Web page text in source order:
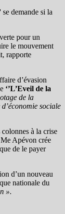
se demande si la
pour un
le mouvement
rapporte
d’évasion
‘’L’Eveil de la
de la
sociale
à la crise
Apévon crée
de le payer
d’un nouveau
nationale du
».